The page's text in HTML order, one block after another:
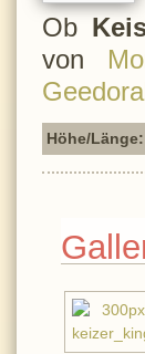
Ob
von
Höhe/Länge: